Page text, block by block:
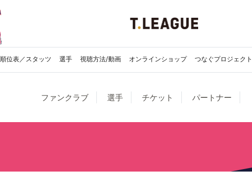
順位表／スタッツ 選手 視聴方法/動画 オンラインショップ つなぐプロジェクト
ファンクラブ 選手 チケット パートナー